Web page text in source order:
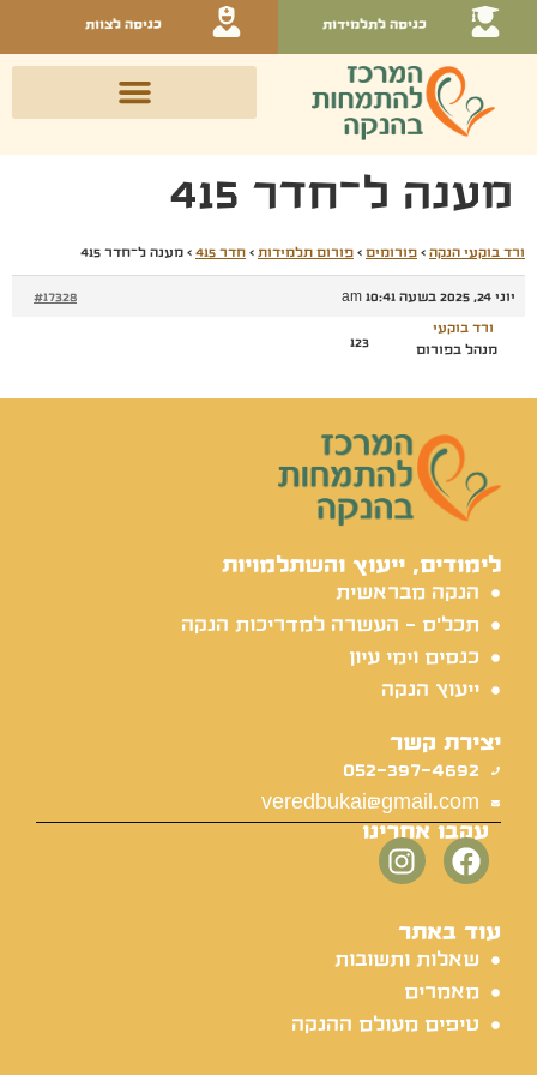
כניסה לתלמידות כניסה לצוות
מענה ל־חדר 415
ורד בוקעי הנקה › פורומים › פורום תלמידות › חדר 415 › מענה ל־חדר 415
יוני 24, 2025 בשעה 10:41 am #17328
ורד בוקעי
מנהל בפורום
123
לימודים, ייעוץ והשתלמויות
הנקה מבראשית
תכל'ס - העשרה למדריכות הנקה
כנסים וימי עיון
ייעוץ הנקה
יצירת קשר
052-397-4692
veredbukai@gmail.com
עקבו אחרינו
עוד באתר
שאלות ותשובות
מאמרים
טיפים מעולם ההנקה